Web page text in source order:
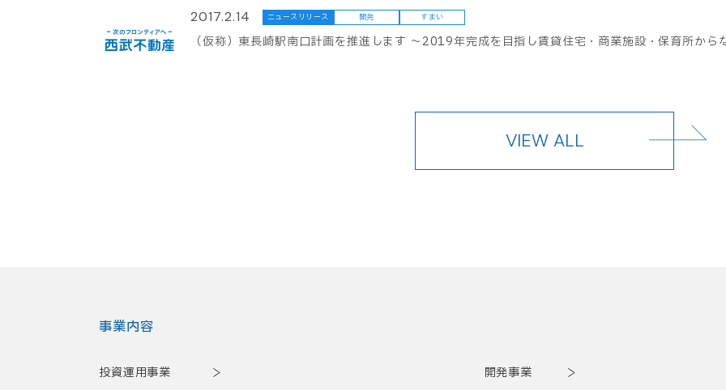
2017.2.14 ニュースリリース 開発 すまい
（仮称）東長崎駅南口計画を推進します ～2019年完成を目指し賃貸住宅・商業施設・保育所から
VIEW ALL
事業内容
投資運用事業 開発事業